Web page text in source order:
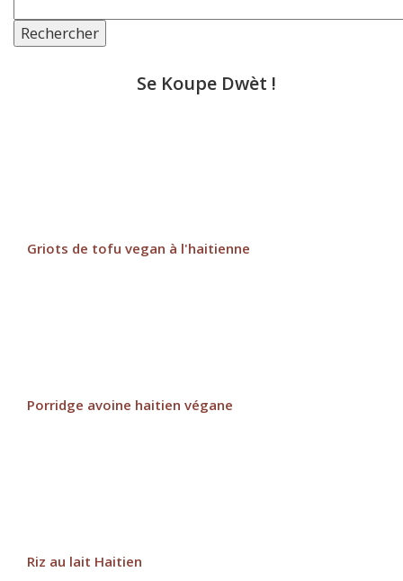
Rechercher
Se Koupe Dwèt !
Griots de tofu vegan à l'haitienne
Porridge avoine haitien végane
Riz au lait Haitien